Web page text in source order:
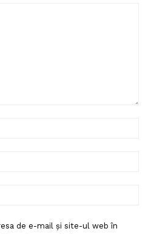
de e-mail și site-ul web în